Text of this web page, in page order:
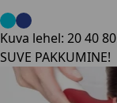
Kuva lehel: 204080
SUVE PAKKUMINE!